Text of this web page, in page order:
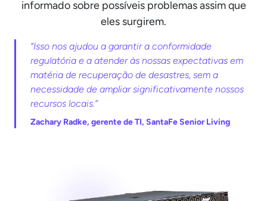
informado sobre possíveis problemas assim que
eles surgirem.
“Isso nos ajudou a garantir a conformidade
regulatória e a atender às nossas expectativas em
matéria de recuperação de desastres, sem a
necessidade de ampliar significativamente nossos
recursos locais.”
Zachary Radke, gerente de TI, SantaFe Senior Living